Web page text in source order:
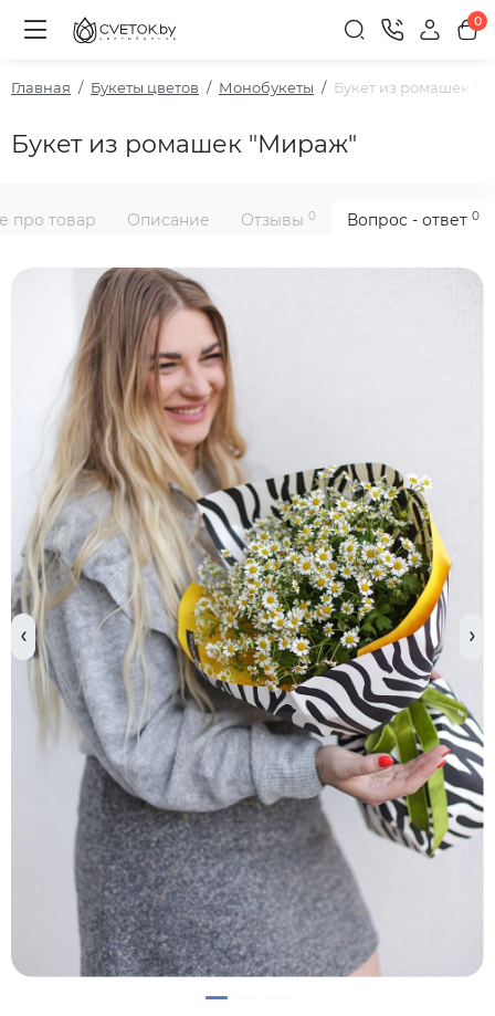
0
Главная Букеты цветов Монобукеты Букет из ромашек
Букет из ромашек "Мираж"
про товар Описание Отзывы 0 Вопрос - ответ 0